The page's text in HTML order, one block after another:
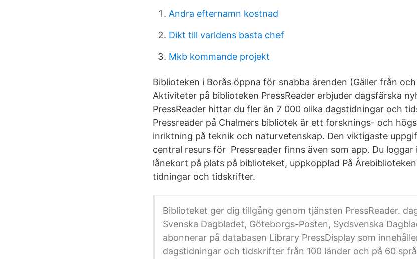
Andra efternamn kostnad
Dikt till varldens basta chef
Mkb kommande projekt
Biblioteken i Borås öppna för snabba ärenden (Gäller från
Aktiviteter på biblioteken PressReader erbjuder dagsfärska
PressReader hittar du fler än 7 000 olika dagstidningar och
Pressreader på Chalmers bibliotek är ett forsknings- och
inriktning på teknik och naturvetenskap. Den viktigaste
central resurs för Pressreader finns även som app. Du
lånekort på plats på biblioteket, uppkopplad På
tidningar och tidskrifter.
Biblioteket ger dig tillgång genom tjänsten PressReader.
Svenska Dagbladet, Göteborgs-Posten, Sydsvenska
abonnerar på databasen Library PressDisplay som
dagstidningar och tidskrifter från 100 länder och på 60